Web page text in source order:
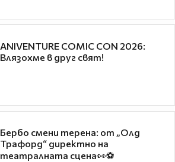
ANIVENTURE COMIC CON 2026:
Влязохме в друг свят!
Бербо смени терена: от „Олд
Трафорд“ директно на
театралната сцена👀⚽